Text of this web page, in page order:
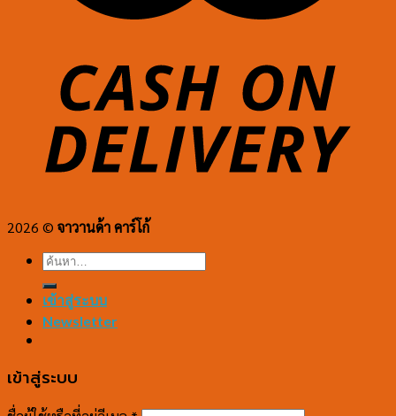
2026 © จาวานด้า คาร์โก้
ค้นหา:
เข้าสู่ระบบ
Newsletter
เข้าสู่ระบบ